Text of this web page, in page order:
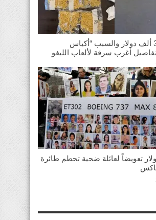
خسارة بـ 34 ألف دولار والسبب “أكياس
أغرب سرقة لألعاب الليغو
دولار تعويضاً لعائلة ضحية تحطم طائرة